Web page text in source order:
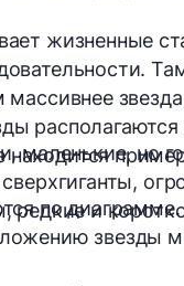
жизненные
располагаются
но
редкие и
по
звезды